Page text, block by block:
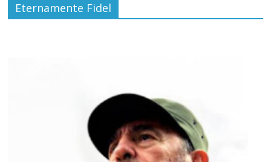
Eternamente Fidel